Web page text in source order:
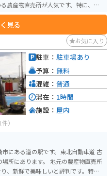
農産物直売所が人気です。特に、旬
ンでは、地元食材をふんだんに使っ
めは、紫波町産のひとめぼれを使っ
、緑豊かな自然が広がっており、ツ
道の駅から少し足を延ばせば、城山
ポットもあります。 お土産に
ジャム、南部せんべいなどがおすす
見る
お気に入り
）
にある道の駅です。東北自動車道 古
。 地元の農産物直売所
、新鮮で美味しいと評判です。特
駐車： 駐車場あり
予算： 無料
混雑： 普通
滞在： 1時間
施設： 屋内